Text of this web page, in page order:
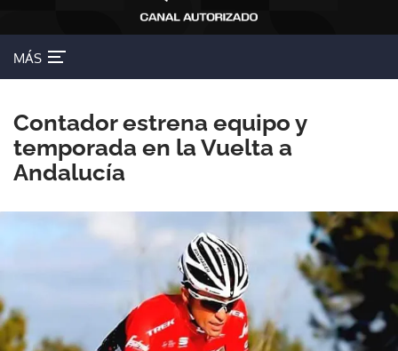
MÁS
Contador estrena equipo y
temporada en la Vuelta a
Andalucía